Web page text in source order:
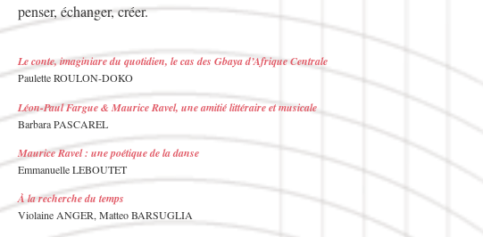
penser, échanger, créer.
Le conte, imaginiare du quotidien, le cas des Gbaya d’Afrique Centrale
Paulette ROULON-DOKO
Léon-Paul Fargue & Maurice Ravel, une amitié littéraire et musicale
Barbara PASCAREL
Maurice Ravel : une poétique de la danse
Emmanuelle LEBOUTET
À la recherche du temps
Violaine ANGER, Matteo BARSUGLIA